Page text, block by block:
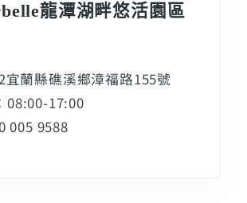
龍潭湖畔悠活園區
宜蘭縣礁溪鄉漳福路155號
08:00-17:00
005 9588